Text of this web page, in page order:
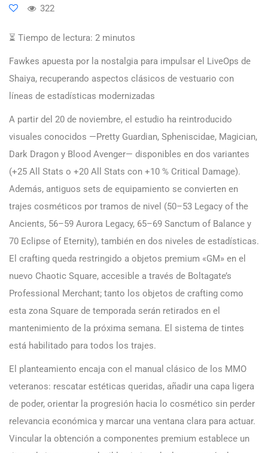
322
⏳ Tiempo de lectura: 2 minutos
Fawkes apuesta por la nostalgia para impulsar el LiveOps de
Shaiya, recuperando aspectos clásicos de vestuario con
líneas de estadísticas modernizadas
A partir del 20 de noviembre, el estudio ha reintroducido
visuales conocidos —Pretty Guardian, Spheniscidae, Magician,
Dark Dragon y Blood Avenger— disponibles en dos variantes
(+25 All Stats o +20 All Stats con +10 % Critical Damage).
Además, antiguos sets de equipamiento se convierten en
trajes cosméticos por tramos de nivel (50–53 Legacy of the
Ancients, 56–59 Aurora Legacy, 65–69 Sanctum of Balance y
70 Eclipse of Eternity), también en dos niveles de estadísticas.
El crafting queda restringido a objetos premium «GM» en el
nuevo Chaotic Square, accesible a través de Boltagate’s
Professional Merchant; tanto los objetos de crafting como
esta zona Square de temporada serán retirados en el
mantenimiento de la próxima semana. El sistema de tintes
está habilitado para todos los trajes.
El planteamiento encaja con el manual clásico de los MMO
veteranos: rescatar estéticas queridas, añadir una capa ligera
de poder, orientar la progresión hacia lo cosmético sin perder
relevancia económica y marcar una ventana clara para actuar.
Vincular la obtención a componentes premium establece un